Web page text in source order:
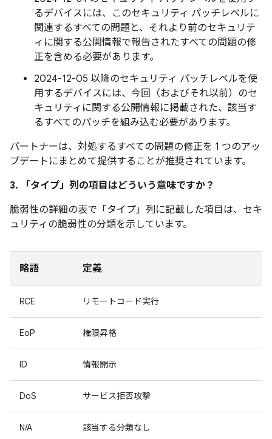
るデバイスには、このセキュリティ パッチレベルに
関連するすべての問題と、それより前のセキュリテ
ィに関する公開情報で報告されたすべての問題の修
正を含める必要があります。
2024-12-05 以降のセキュリティ パッチレベルを使
用するデバイスには、今回（およびそれ以前）のセ
キュリティに関する公開情報に掲載された、該当す
るすべてのパッチを組み込む必要があります。
パートナーは、対処するすべての問題の修正を 1 つのアッ
プデートにまとめて提供することが推奨されています。
3. 「タイプ」 列の項目はどういう意味ですか？
脆弱性の詳細の表で「タイプ」 列に記載した項目は、セキ
ュリティの脆弱性の分類を示しています。
略語 定義
RCE リモートコード実行
EoP 権限昇格
ID 情報開示
DoS サービス拒否攻撃
N/A 該当する分類なし